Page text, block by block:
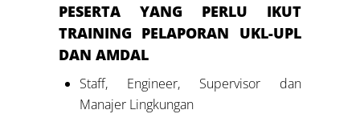
PESERTA YANG PERLU IKUT
TRAINING PELAPORAN UKL-UPL
DAN AMDAL
Staff, Engineer, Supervisor dan
Manajer Lingkungan